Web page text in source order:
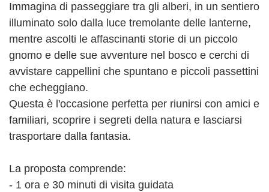
Immagina di passeggiare tra gli alberi, in un sentiero
illuminato solo dalla luce tremolante delle lanterne,
mentre ascolti le affascinanti storie di un piccolo
gnomo e delle sue avventure nel bosco e cerchi di
avvistare cappellini che spuntano e piccoli passettini
che echeggiano.
Questa è l'occasione perfetta per riunirsi con amici e
familiari, scoprire i segreti della natura e lasciarsi
trasportare dalla fantasia.
La proposta comprende:
- 1 ora e 30 minuti di visita guidata